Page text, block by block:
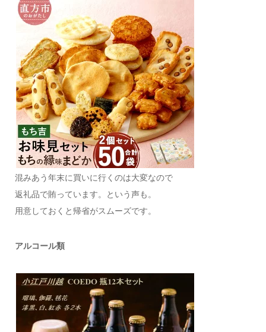
混みあう年末に買いに行くのは大変なので
返礼品で賄っています。という声も。
用意しておくと帰省がスムーズです。
アルコール類